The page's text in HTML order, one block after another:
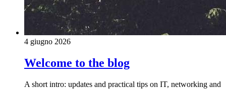
4 giugno 2026
Welcome to the blog
A short intro: updates and practical tips on IT, networking and